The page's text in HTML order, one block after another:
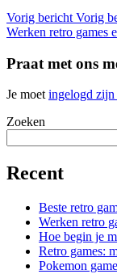
Vorig bericht Vorig
Werken retro games
Praat met ons
Je moet ingelogd zijn
Zoeken
Recent
Beste retro
Werken retro
Hoe begin je
Retro games:
Pokemon